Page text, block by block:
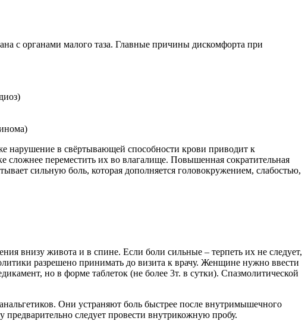
с органами малого таза. Главные причины дискомфорта при
нарушение в свёртывающей способности крови приводит к
сложнее переместить их во влагалище. Повышенная сократительная
сильную боль, которая дополняется головокружением, слабостью,
внизу живота и в спине. Если боли сильные – терпеть их не следует,
разрешено принимать до визита к врачу. Женщине нужно ввести
но в форме таблеток (не более 3т. в сутки). Спазмолитической
Они устраняют боль быстрее после внутримышечного
предварительно следует провести внутрикожную пробу.